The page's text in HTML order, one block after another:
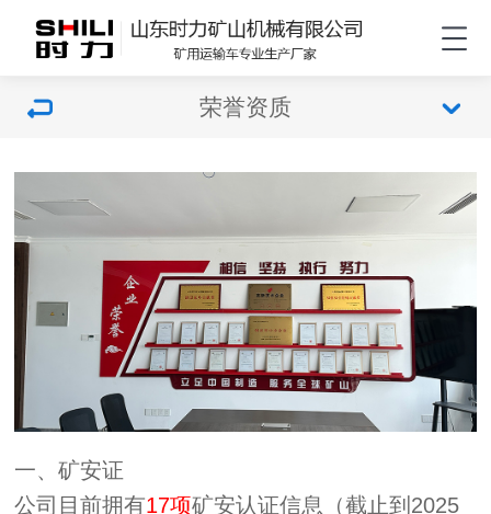
荣誉资质
一、矿安证
公司目前拥有17项矿安认证信息（截止到2025